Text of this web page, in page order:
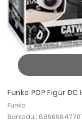
Funko POP Figür
Catwoman
Funko
Barkodu :